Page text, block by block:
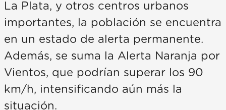
La Plata, y otros centros urbanos
importantes, la población se encuentra
en un estado de alerta permanente.
Además, se suma la Alerta Naranja por
Vientos, que podrían superar los 90
km/h, intensificando aún más la
situación.